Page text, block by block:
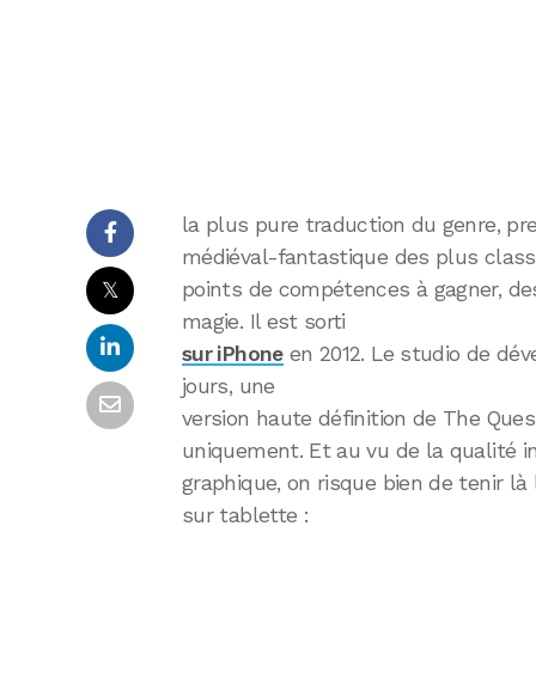
𝕏
la plus pure traduction du genre,
médiéval-fantastique des plus
points de compétences à gagner,
magie. Il est sorti
sur iPhoneen 2012. Le studio de
jours, une
version haute définition de The
uniquement. Et au vu de la qualité
graphique, on risque bien de tenir
sur tablette :